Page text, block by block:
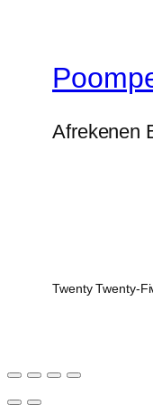
Afrekenen
Twenty Twenty-